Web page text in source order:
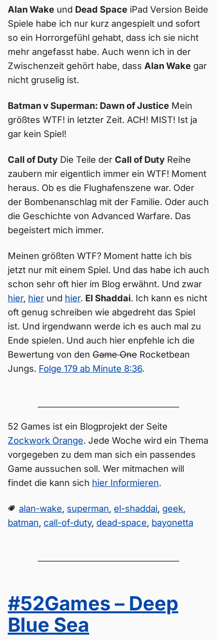
Alan Wake und Dead Space iPad Version Beide
Spiele habe ich nur kurz angespielt und sofort
so ein Horrorgefühl gehabt, dass ich sie nicht
mehr angefasst habe. Auch wenn ich in der
Zwischenzeit gehört habe, dass Alan Wake gar
nicht gruselig ist.
Batman v Superman: Dawn of Justice Mein
größtes WTF! in letzter Zeit. ACH! MIST! Ist ja
gar kein Spiel!
Call of Duty Die Teile der Call of Duty Reihe
zaubern mir eigentlich immer ein WTF! Moment
heraus. Ob es die Flughafenszene war. Oder
der Bombenanschlag mit der Familie. Oder auch
die Geschichte von Advanced Warfare. Das
begeistert mich immer.
Meinen größten WTF? Moment hatte ich bis
jetzt nur mit einem Spiel. Und das habe ich auch
schon sehr oft hier im Blog erwähnt. Und zwar
hier, hier und hier. El Shaddai. Ich kann es nicht
oft genug schreiben wie abgedreht das Spiel
ist. Und irgendwann werde ich es auch mal zu
Ende spielen. Und auch hier enpfehle ich die
Bewertung von den Game One Rocketbean
Jungs. Folge 179 ab Minute 8:36.
52 Games ist ein Blogprojekt der Seite
Zockwork Orange. Jede Woche wird ein Thema
vorgegeben zu dem man sich ein passendes
Game aussuchen soll. Wer mitmachen will
findet die kann sich hier Informieren.
alan-wake, superman, el-shaddai, geek,
batman, call-of-duty, dead-space, bayonetta
#52Games – Deep
Blue Sea